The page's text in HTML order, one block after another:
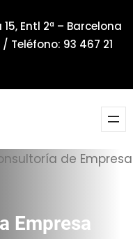
Entl 2ª – Barcelona
/ Teléfono: 93 467 21
Empresa